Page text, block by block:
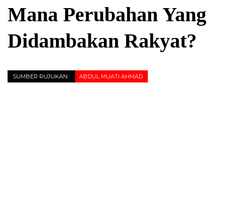
Mana Perubahan Yang
Didambakan Rakyat?
SUMBER RUJUKAN : ABDUL MUATI AHMAD